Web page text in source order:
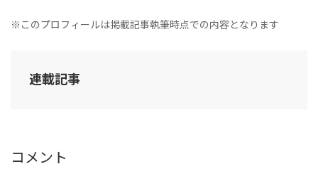
※このプロフィールは掲載記事執筆時点での内容となります
連載記事
コメント